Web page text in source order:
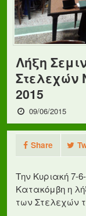
Λήξη
Στελεχών
2015
09/06/2015
Share
Την Κυριακή 7-
Κατακόμβη η
των Στελεχών